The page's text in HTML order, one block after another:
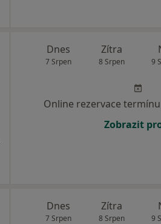
Dnes
7 Srpen
Zítra
8 Srpen 9
Online rezervace
Zobrazit
Dnes
7 Srpen
Zítra
8 Srpen 9